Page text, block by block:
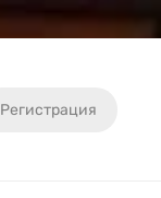
Регистрация